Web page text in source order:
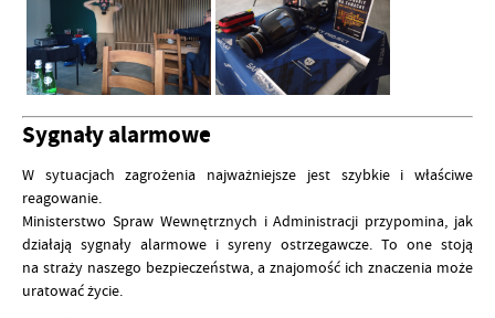
Sygnały alarmowe
W sytuacjach zagrożenia najważniejsze jest szybkie i właściwe
reagowanie.
Ministerstwo Spraw Wewnętrznych i Administracji przypomina, jak
działają sygnały alarmowe i syreny ostrzegawcze. To one stoją
na straży naszego bezpieczeństwa, a znajomość ich znaczenia może
uratować życie.